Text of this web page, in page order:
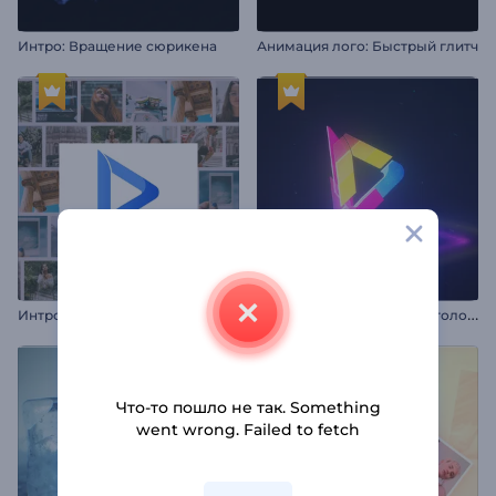
Интро: Вращение сюрикена Анимация лого: Быстрый глитч
А
нимация лого: Цветная голограмма
Что-то пошло не так. Something
went wrong. Failed to fetch